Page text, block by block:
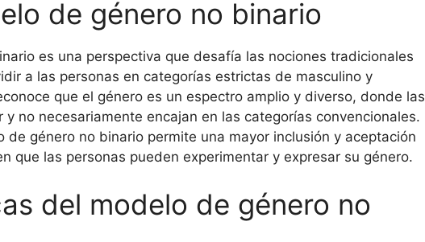
de género no binario
es una perspectiva que desafía las nociones tradicionales
a las personas en categorías estrictas de masculino y
que el género es un espectro amplio y diverso, donde las
no necesariamente encajan en las categorías convencionales.
de género no binario permite una mayor inclusión y aceptación
que las personas pueden experimentar y expresar su género.
del modelo de género no